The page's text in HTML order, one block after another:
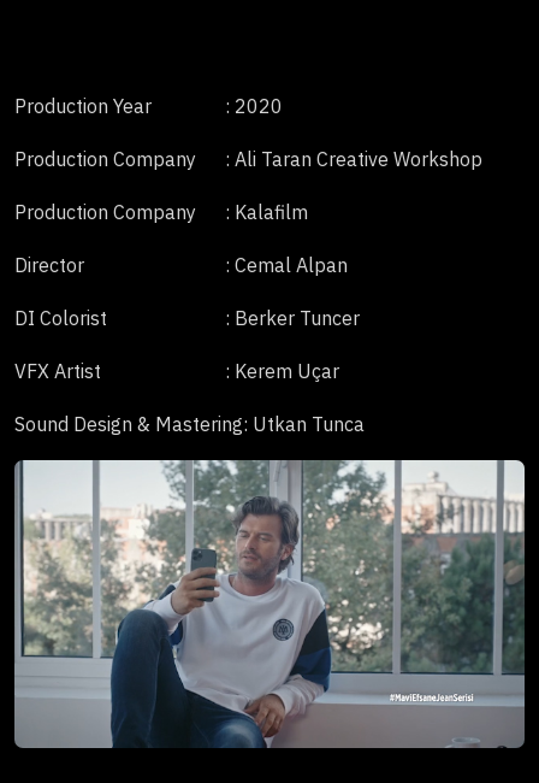
Production Year : 2020
Production Company : Ali Taran Creative Workshop
Production Company : Kalafilm
Director : Cemal Alpan
DI Colorist : Berker Tuncer
VFX Artist : Kerem Uçar
Sound Design & Mastering: Utkan Tunca